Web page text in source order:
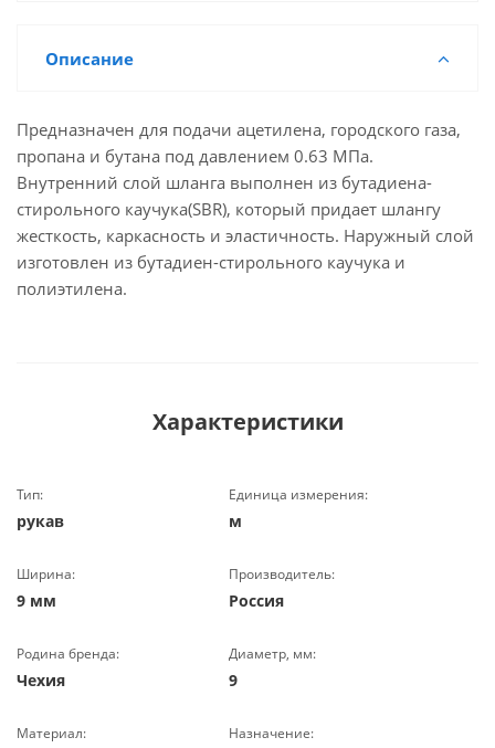
Описание
Предназначен для подачи ацетилена, городского газа,
пропана и бутана под давлением 0.63 МПа.
Внутренний слой шланга выполнен из бутадиена-
стирольного каучука(SBR), который придает шлангу
жесткость, каркасность и эластичность. Наружный слой
изготовлен из бутадиен-стирольного каучука и
полиэтилена.
Характеристики
Тип:
рукав
Единица измерения:
м
Ширина:
9 мм
Производитель:
Россия
Родина бренда:
Чехия
Диаметр, мм:
9
Материал: Назначение: